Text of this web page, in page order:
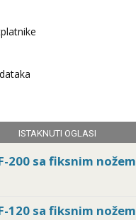
ISTAKNUTI OGLASI
200 sa fiksnim nožem
120 sa fiksnim nožem